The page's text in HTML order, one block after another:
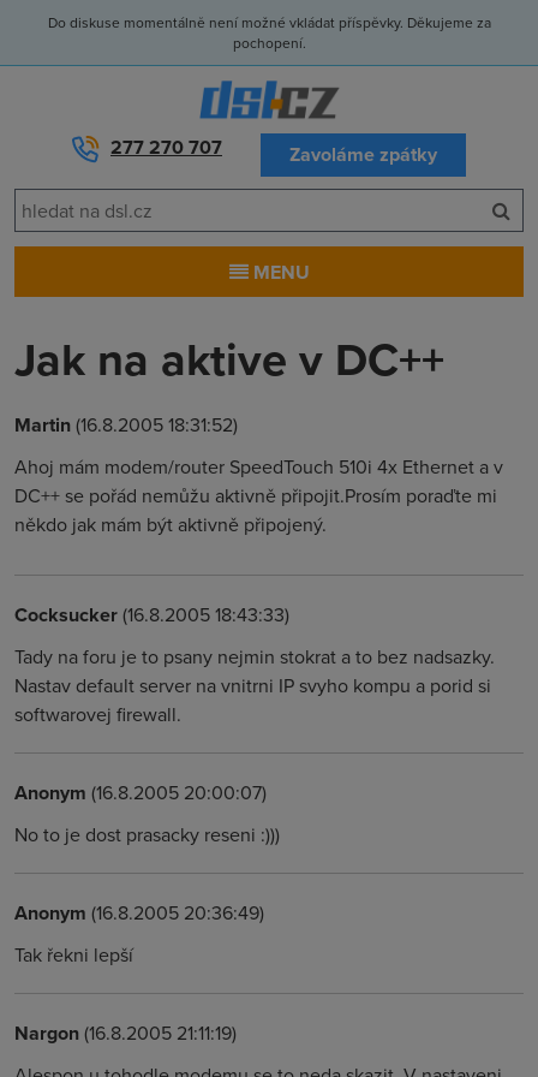
Do diskuse momentálně není možné vkládat příspěvky. Děkujeme za
pochopení.
277 270 707 Zavoláme zpátky
MENU
Jak na aktive v DC++
Martin(16.8.2005 18:31:52)
Ahoj mám modem/router SpeedTouch 510i 4x Ethernet a v
DC++ se pořád nemůžu aktivně připojit.Prosím poraďte mi
někdo jak mám být aktivně připojený.
Cocksucker(16.8.2005 18:43:33)
Tady na foru je to psany nejmin stokrat a to bez nadsazky.
Nastav default server na vnitrni IP svyho kompu a porid si
softwarovej firewall.
Anonym (16.8.2005 20:00:07)
No to je dost prasacky reseni :)))
Anonym (16.8.2005 20:36:49)
Tak řekni lepší
Nargon(16.8.2005 21:11:19)